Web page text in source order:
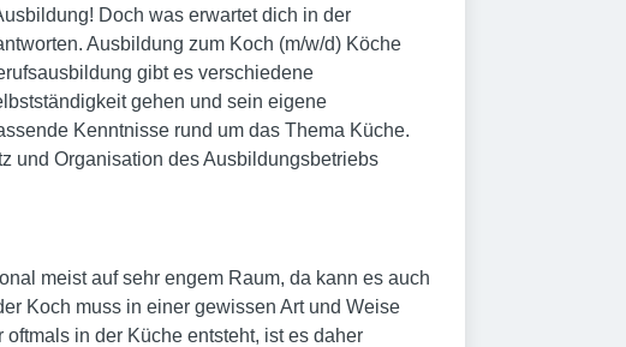
Doch was erwartet dich in der
Ausbildung zum Koch (m/w/d) Köche
gibt es verschiedene
gehen und sein eigene
Kenntnisse rund um das Thema Küche.
und Organisation des Ausbildungsbetriebs
meist auf sehr engem Raum, da kann es auch
Koch muss in einer gewissen Art und Weise
in der Küche entsteht, ist es daher